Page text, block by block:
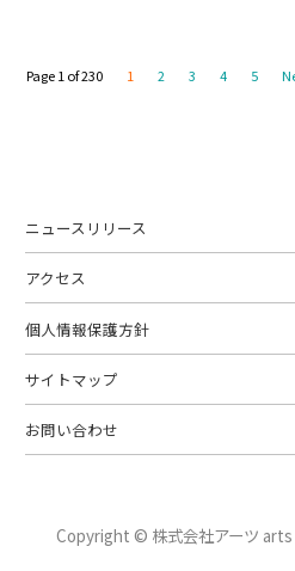
Page 1 of 230 1 2 3 4 5
ニュースリリース
アクセス
個人情報保護方針
サイトマップ
お問い合わせ
Copyright © 株式会社アーツ